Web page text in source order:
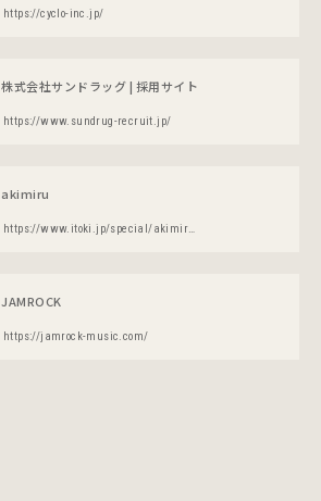
https://cyclo-inc.jp/
株式会社サンドラッグ | 採用サイト
https://www.sundrug-recruit.jp/
akimiru
https://www.itoki.jp/special/akimiru/
JAMROCK
https://jamrock-music.com/